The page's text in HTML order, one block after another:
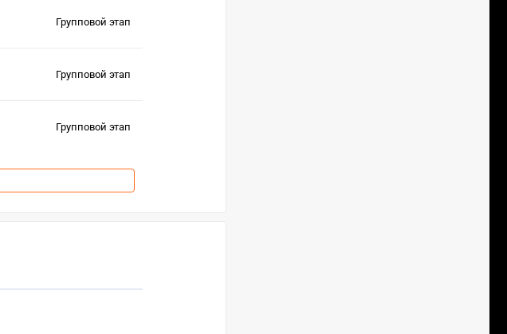
Групповой этап
Групповой этап
Групповой этап